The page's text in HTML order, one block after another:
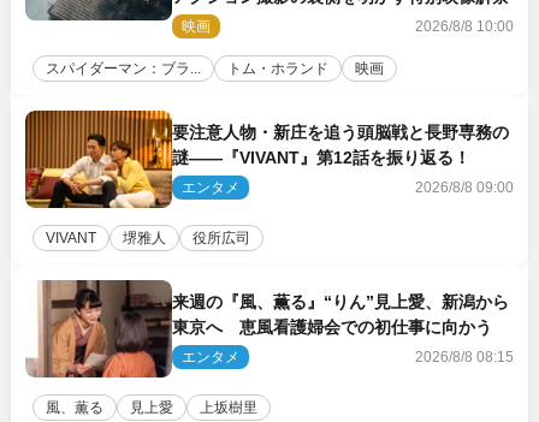
映画 2026/8/8 10:00
スパイダーマン：ブラ... トム・ホランド 映画
要注意人物・新庄を追う頭脳戦と長野専務の
謎――『VIVANT』第12話を振り返る！
エンタメ 2026/8/8 09:00
VIVANT 堺雅人 役所広司
来週の『風、薫る』“りん”見上愛、新潟から
東京へ 恵風看護婦会での初仕事に向かう
エンタメ 2026/8/8 08:15
風、薫る 見上愛 上坂樹里